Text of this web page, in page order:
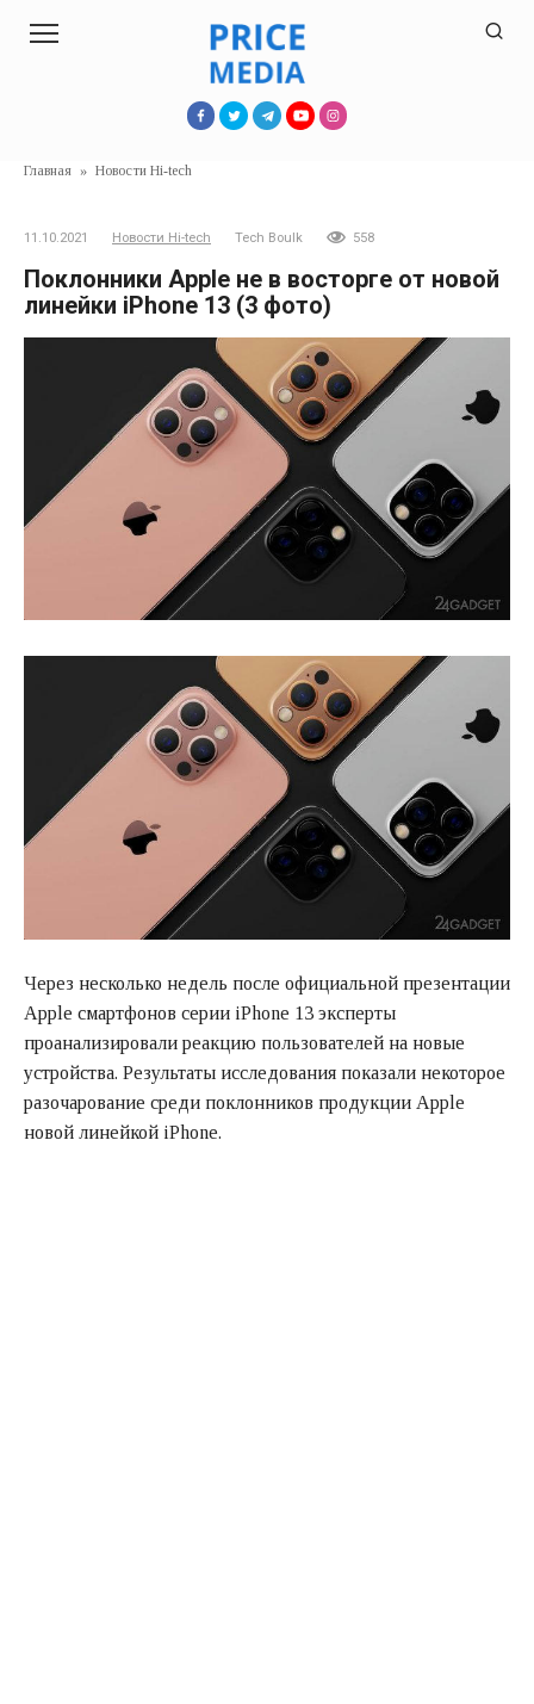
Главная » Новости Hi-tech
11.10.2021 Новости Hi-tech Tech Boulk 558
Поклонники Apple не в восторге от новой
линейки iPhone 13 (3 фото)
Через несколько недель после официальной презентации
Apple смартфонов серии iPhone 13 эксперты
проанализировали реакцию пользователей на новые
устройства. Результаты исследования показали некоторое
разочарование среди поклонников продукции Apple
новой линейкой iPhone.